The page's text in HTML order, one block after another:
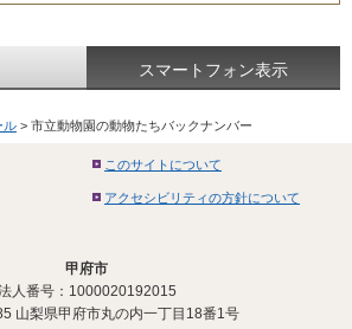
スマートフォン表示
ル > 市立動物園の動物たちバックナンバー
このサイトについて
アクセシビリティの方針について
甲府市
人番号：1000020192015
山梨県甲府市丸の内一丁目18番1号